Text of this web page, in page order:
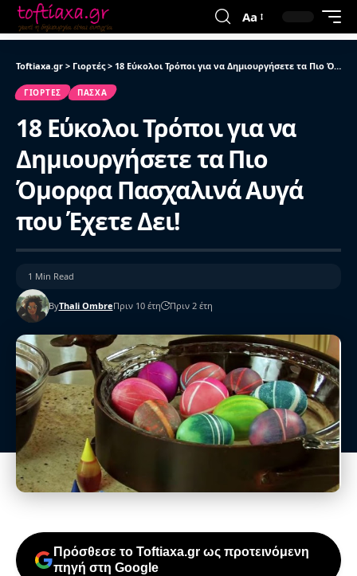
Aa
Toftiaxa.gr > Γιορτές> 18 Εύκολοι Τρόποι για να Δημιουργήσετε τα Πιο Όμορφα Πασχαλινά Αυγά που Έχετε Δει!
ΓΙΟΡΤΈΣ ΠΆΣΧΑ
18 Εύκολοι Τρόποι για να
Δημιουργήσετε τα Πιο
Όμορφα Πασχαλινά Αυγά
που Έχετε Δει!
ByThali OmbreΠριν 10 έτη Πριν 2 έτη
1 Min Read
Πρόσθεσε το Toftiaxa.gr ως προτεινόμενη
πηγή στη Google